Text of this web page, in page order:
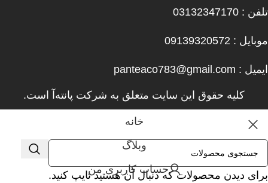
تلفن : 03132347170
موبایل : 09139320572
ایمیل : panteaco783@gmail.com
کلیه حقوق این سایت متعلق به شرکت پانته‌آ است.
برای دیدن محصولات که دنبال آن هستید تایپ کنید.
خانه
وبلاگ
حساب کاربری من